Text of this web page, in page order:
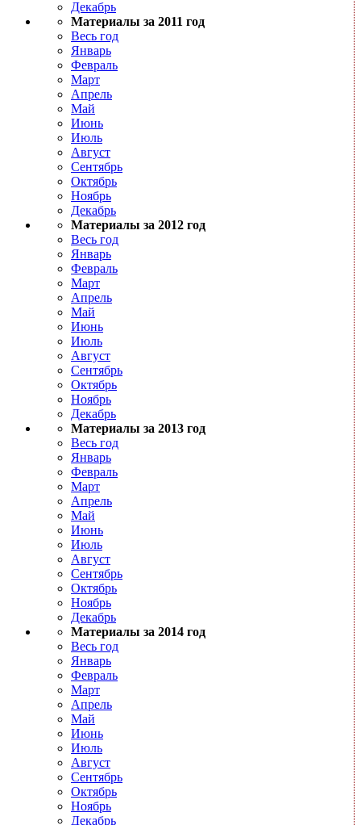
Декабрь
Материалы за 2011 год
Весь год
Январь
Февраль
Март
Апрель
Май
Июнь
Июль
Август
Сентябрь
Октябрь
Ноябрь
Декабрь
Материалы за 2012 год
Весь год
Январь
Февраль
Март
Апрель
Май
Июнь
Июль
Август
Сентябрь
Октябрь
Ноябрь
Декабрь
Материалы за 2013 год
Весь год
Январь
Февраль
Март
Апрель
Май
Июнь
Июль
Август
Сентябрь
Октябрь
Ноябрь
Декабрь
Материалы за 2014 год
Весь год
Январь
Февраль
Март
Апрель
Май
Июнь
Июль
Август
Сентябрь
Октябрь
Ноябрь
Декабрь